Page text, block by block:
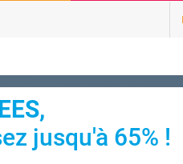
jusqu'à 65% !